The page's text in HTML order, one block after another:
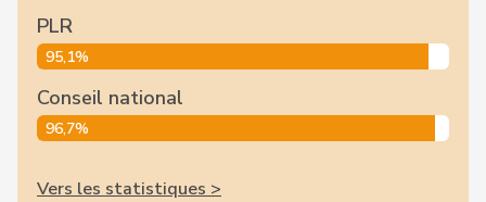
PLR
95,1%
Conseil national
96,7%
Vers les statistiques >